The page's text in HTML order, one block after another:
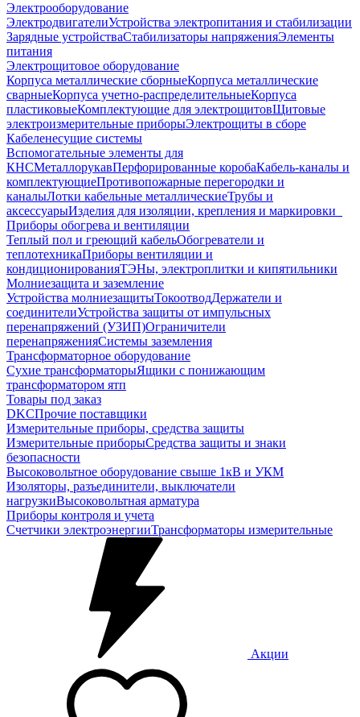
Электрооборудование
ЭлектродвигателиУстройства электропитания и стабилизации
Зарядные устройстваСтабилизаторы напряженияЭлементы
питания
Электрощитовое оборудование
Корпуса металлические сборныеКорпуса металлические
сварныеКорпуса учетно-распределительныеКорпуса
пластиковыеКомплектующие для электрощитовЩитовые
электроизмерительные приборыЭлектрощиты в сборе
Кабеленесущие системы
Вспомогательные элементы для
КНСМеталлорукавПерфорированные коробаКабель-каналы и
комплектующиеПротивопожарные перегородки и
каналыЛотки кабельные металлическиеТрубы и
аксессуарыИзделия для изоляции, крепления и маркировки
Приборы обогрева и вентиляции
Теплый пол и греющий кабельОбогреватели и
теплотехникаПриборы вентиляции и
кондиционированияТЭНы, электроплитки и кипятильники
Молниезащита и заземление
Устройства молниезащитыТокоотводДержатели и
соединителиУстройства защиты от импульсных
перенапряжений (УЗИП)Ограничители
перенапряженияСистемы заземления
Трансформаторное оборудование
Сухие трансформаторыЯщики с понижающим
трансформатором ятп
Товары под заказ
DKCПрочие поставщики
Измерительные приборы, средства защиты
Измерительные приборыСредства защиты и знаки
безопасности
Высоковольтное оборудование свыше 1кВ и УКМ
Изоляторы, разъединители, выключатели
нагрузкиВысоковольтная арматура
Приборы контроля и учета
Счетчики электроэнергииТрансформаторы измерительные
Акции